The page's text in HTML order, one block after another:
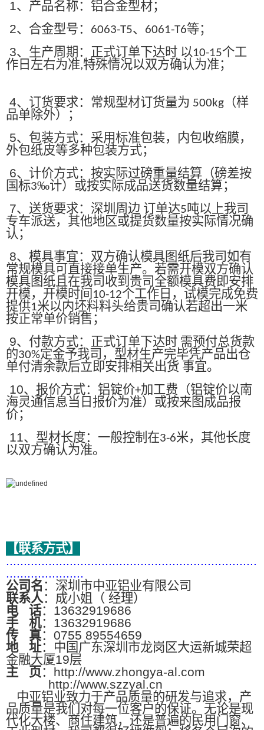
1、产品名称：铝合金型材；
2、合金型号： 6063-T5、 6061-T6等；
3、生产周期：正式订单下达时 以10-15个工
作日左右为准,特殊情况以双方确认为准；
4、订货要求：常规型材订货量为 500kg （样
品单除外）；
5、包装方式：采用标准包装，内包收缩膜，
外包纸皮等多种包装方式；
6、计价方式：按实际过磅重量结算（磅差按
国标3‰计）或按实际成品送货数量结算；
7、送货要求：深圳周边 订单达5吨以上我司
专车派送，其他地区或提货数量按实际情况确
认；
8、模具事宜：双方确认模具图纸后我司如有
常规模具可直接接单生产。若需开模双方确认
模具图纸且在我司收到贵司全额模具费即安排
开模，开模时间 10-12个工作日，试模完成免费
提供1米以内坯料料头给贵司确认若超出一米
按正常单价销售；
9、付款方式：正式订单下达时 需预付总货款
的30%定金予我司，型材生产完毕凭产品出仓
单付清余款后立即安排相关出货 事宜。
10、报价方式：铝锭价+加工费（铝锭价以南
海灵通信息当日报价为准）或按来图成品报
价；
11、型材长度：一般控制在3-6米，其他长度
以双方确认为准。
【联系方式】
.......................................................................
......................
公司名 ：深圳市中亚铝业有限公司
联系人：成小姐（ 经理）
电
话：13632919686
手 机：13632919686
传
真：0755 89554659
地
址：中国广东深圳市龙岗区大运新城荣超
金融大厦19层
主
页：http://www.zhongya-al.com
http://www.szzyal.cn
中亚铝业致力于产品质量的研发与追求，产
品质量是我们对每一位客户的保证。无论是现
代化大楼、商住建筑，还是普遍的民用门窗、